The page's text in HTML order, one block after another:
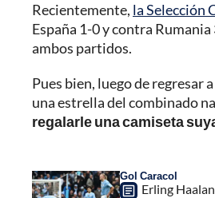
Recientemente, la Selección
España 1-0 y contra
ambos partidos.
Pues bien, luego de regresar
una estrella del combinado
regalarle una camiseta
Gol Caracol
Erling